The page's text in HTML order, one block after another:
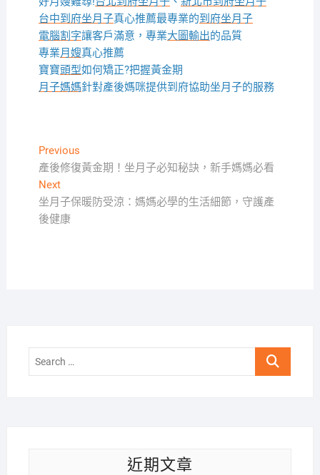
台中到府坐月子真心推薦最專業的到府坐月子
電腦割字讓客戶滿意，專業大圖輸出的品質
專業月嫂真心推薦
寶寶頭型如何矯正?把握黃金期
月子媽媽針對產後媽咪提供到府協助坐月子的服務
文
章
導
覽
PreviousPrevious
post:
產後修復黃金期！坐月子必知秘訣，新手媽媽必看
NextNext
post:
坐月子保暖防受涼：媽媽必學的生活細節，守護產
後健康
Search
近期文章